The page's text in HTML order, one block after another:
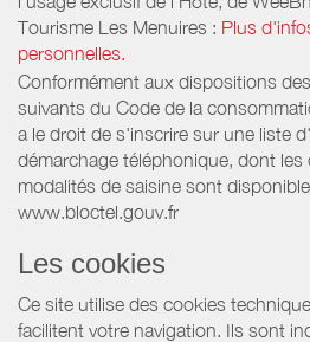
Tourisme Les Menuires : Plus
personnelles.
Conformément aux dispositions
suivants du Code de la
a le droit de s'inscrire sur une liste
démarchage téléphonique, dont
modalités de saisine sont
www.bloctel.gouv.fr
Les cookies
Ce site utilise des cookies
facilitent votre navigation. Ils sont